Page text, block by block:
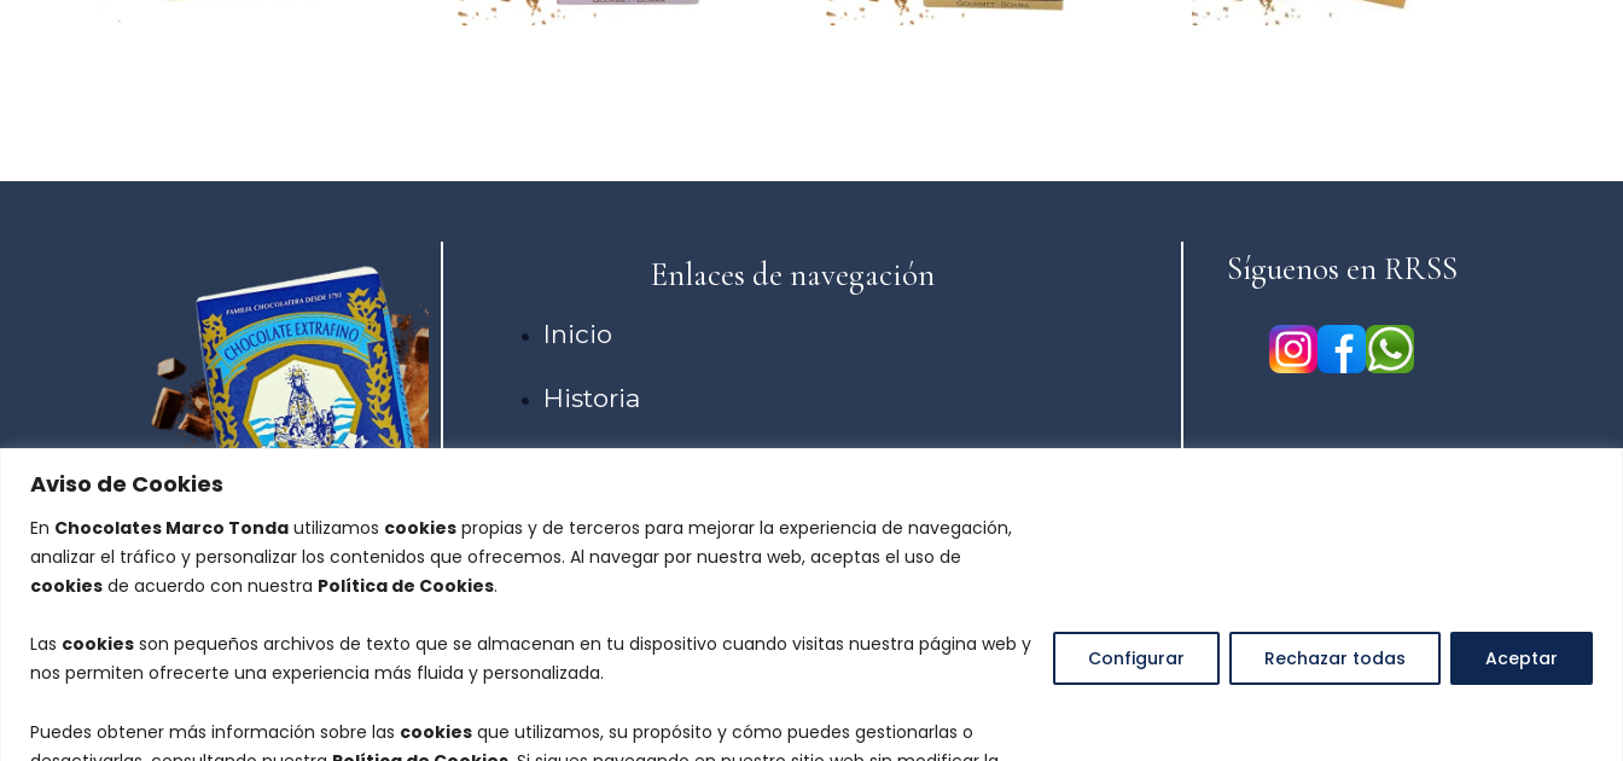
Aviso de Cookies
En Chocolates Marco Tonda utilizamos cookies propias y de terceros para mejorar la experiencia de navegación,
analizar el tráfico y personalizar los contenidos que ofrecemos. Al navegar por nuestra web, aceptas el uso de
cookies de acuerdo con nuestra Política de Cookies.
Las cookies son pequeños archivos de texto que se almacenan en tu dispositivo cuando visitas nuestra página web y
nos permiten ofrecerte una experiencia más fluida y personalizada.
Puedes obtener más información sobre las cookies que utilizamos, su propósito y cómo puedes gestionarlas o
Configurar Rechazar todas Aceptar
Receta desde el 1793
Enlaces de navegación
Inicio
Historia
Panel de profesionales
Síguenos en RRSS